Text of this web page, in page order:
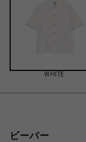
WHITE
ビーバー